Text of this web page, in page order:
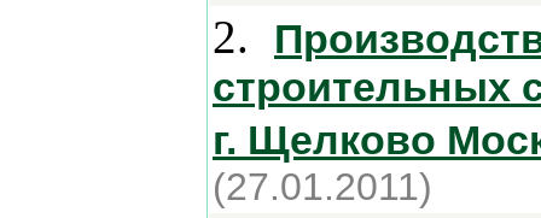
2.
строительных
г. Щелково
(27.01.2011)